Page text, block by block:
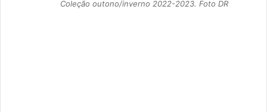
Coleção outono/inverno 2022-2023. Foto DR